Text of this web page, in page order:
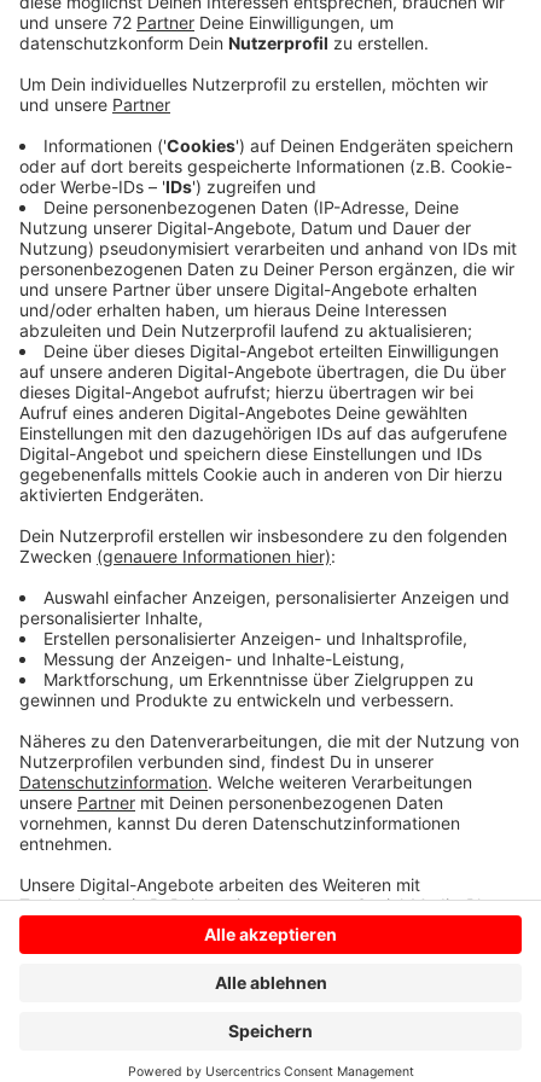
Anzeige
Es ist die reinste Huckelstrecke, schimpft Radio
Kiepenkerl-Hörerin Claudia per WhatsApp. Der Bauhof
ist hier regelmäßig unterwegs und hat schon ein paar
mal Schlaglöcher wieder aufgefüllt und Schäden
ausgebessert. Leider hält das nie lange. Der
Wirtschaftsweg ist im Moment stark befahren und
hier sind auch schwere Lastwagen unterwegs. Die
Strecke ist ein Schleichweg wegen der Bauarbeiten an
der Südumgehung. Deshalb ist zur Zeit unter anderem
der Mühlenweg in Hausdülmen gesperrt. Die Strecke
ist eine Alternative. Immerhin: Im Frühjahr soll der Teil
der Südumgehung in dem Bereich fertig sein. Dann
sollte auf der Strecke wieder weniger Verkehr sein
und dann will die Stadt die Schäden hier auch
die Huckelstrecke in Kauf nehmen und solange bleibt
es bei regelmäßigen Flickarbeiten.
Anzeige
Anzeige